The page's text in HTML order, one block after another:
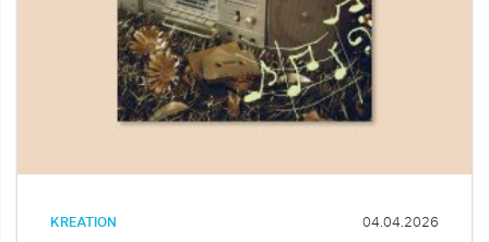
KREATION 04.04.2026